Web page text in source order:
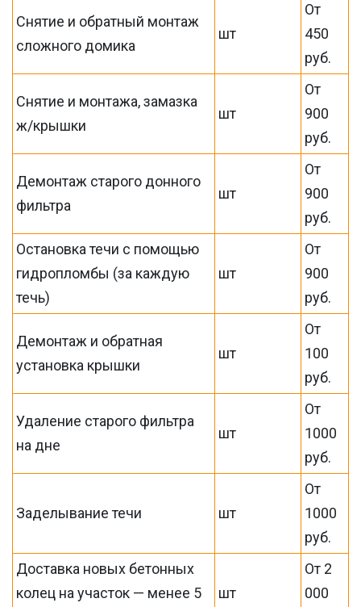
Снятие и обратный монтаж
сложного домика
шт
От
450
руб.
Снятие и монтажа, замазка
ж/крышки
шт
От
900
руб.
Демонтаж старого донного
фильтра
шт
От
900
руб.
Остановка течи с помощью
гидропломбы (за каждую
течь)
шт
От
900
руб.
Демонтаж и обратная
установка крышки
шт
От
100
руб.
Удаление старого фильтра
на дне
шт
От
1000
руб.
Заделывание течи шт
От
1000
руб.
Доставка новых бетонных
колец на участок — менее 5
шт
От 2
000